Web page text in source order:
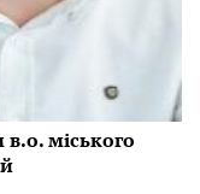
міського